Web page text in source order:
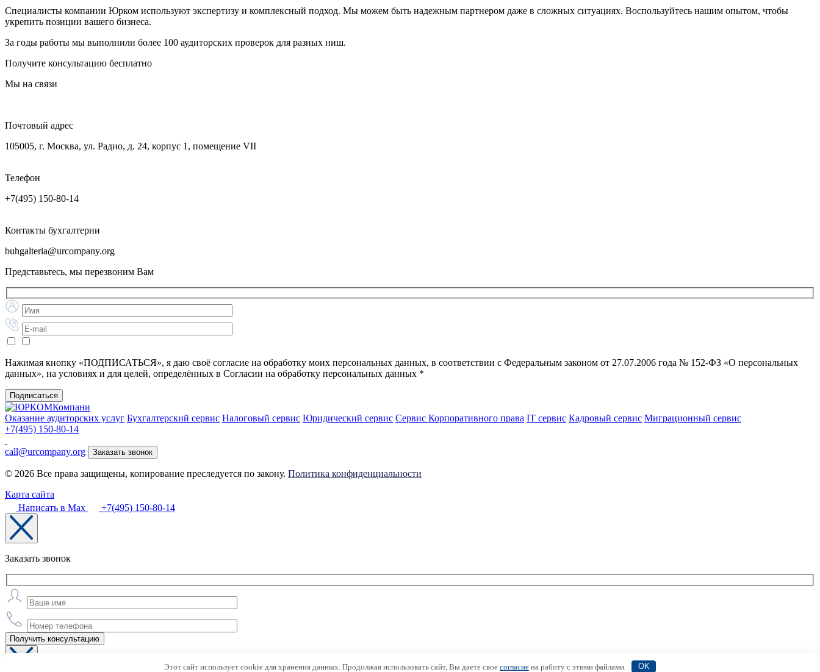
Специалисты компании Юрком используют экспертизу и комплексный подход. Мы можем быть надежным партнером даже в сложных ситуациях. Воспользуйтесь нашим опытом, чтобы
укрепить позиции вашего бизнеса.
За годы работы мы выполнили более 100 аудиторских проверок для разных ниш.
Получите консультацию бесплатно
Мы на связи
Почтовый адрес
105005, г. Москва, ул. Радио, д. 24, корпус 1, помещение VII
Телефон
+7(495) 150-80-14
Контакты бухгалтерии
buhgalteria@urcompany.org
Представьтесь, мы перезвоним Вам
Нажимая кнопку «ПОДПИСАТЬСЯ», я даю своё согласие на обработку моих персональных данных, в соответствии с Федеральным законом от 27.07.2006 года № 152-ФЗ «О персональных
данных», на условиях и для целей, определённых в Согласии на обработку персональных данных *
Подписаться
Оказание аудиторских услуг Бухгалтерский сервис Налоговый сервис Юридический сервис Сервис Корпоративного права IT сервис Кадровый сервис Миграционный сервис
+7(495) 150-80-14
call@urcompany.org Заказать звонок
© 2026 Все права защищены, копирование преследуется по закону. Политика конфиденциальности
Карта сайта
Написать в Max
+7(495) 150-80-14
Заказать звонок
Получить консультацию
Этот сайт использует cookie для хранения данных. Продолжая использовать сайт, Вы даете свое согласиена работу с этими файлами. OK